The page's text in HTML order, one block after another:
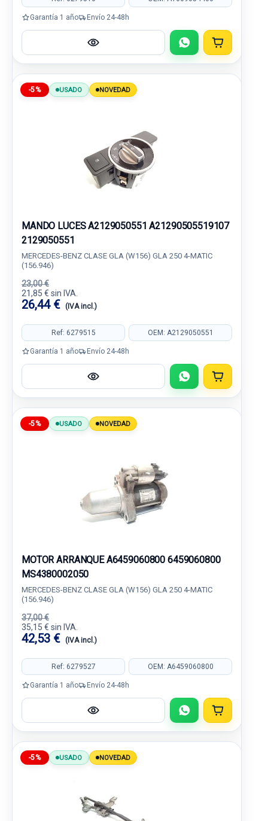
Garantía 1 año Envío 24-48h
-5% USADO NOVEDAD
MANDO LUCES A2129050551 A21290505519107
2129050551
MERCEDES-BENZ CLASE GLA (W156) GLA 250 4-MATIC
(156.946)
23,00 €
21,85 € sin IVA.
26,44 € (IVA incl.)
Ref: 6279515 OEM: A2129050551
Garantía 1 año Envío 24-48h
-5% USADO NOVEDAD
MOTOR ARRANQUE A6459060800 6459060800
MS4380002050
MERCEDES-BENZ CLASE GLA (W156) GLA 250 4-MATIC
(156.946)
37,00 €
35,15 € sin IVA.
42,53 € (IVA incl.)
Ref: 6279527 OEM: A6459060800
Garantía 1 año Envío 24-48h
-5% USADO NOVEDAD